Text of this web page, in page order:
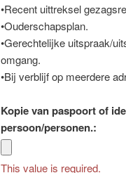
•Recent uittreksel
•Ouderschapsplan.
•Gerechtelijke uitspraak/
omgang.
•Bij verblijf op meerdere
Kopie van paspoort of
persoon/personen.:
This value is required.